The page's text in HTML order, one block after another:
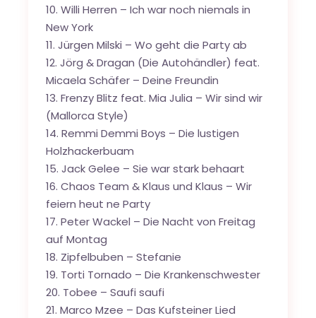
Willi Herren – Ich war noch niemals in
New York
Jürgen Milski – Wo geht die Party ab
Jörg & Dragan (Die Autohändler) feat.
Micaela Schäfer – Deine Freundin
Frenzy Blitz feat. Mia Julia – Wir sind wir
(Mallorca Style)
Remmi Demmi Boys – Die lustigen
Holzhackerbuam
Jack Gelee – Sie war stark behaart
Chaos Team & Klaus und Klaus – Wir
feiern heut ne Party
Peter Wackel – Die Nacht von Freitag
auf Montag
Zipfelbuben – Stefanie
Torti Tornado – Die Krankenschwester
Tobee – Saufi saufi
Marco Mzee – Das Kufsteiner Lied